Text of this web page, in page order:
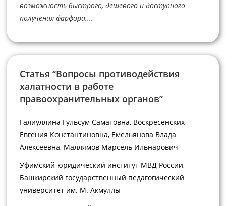
возможность быстрого, дешевого и доступного
получения фарфора....
Статья “Вопросы противодействия
халатности в работе
правоохранительных органов”
Галиуллина Гульсум Саматовна, Воскресенских
Евгения Константиновна, Емельянова Влада
Алексеевна, Маллямов Марсель Ильнарович
Уфимский юридический институт МВД России,
Башкирский государственный педагогический
университет им. М. Акмуллы